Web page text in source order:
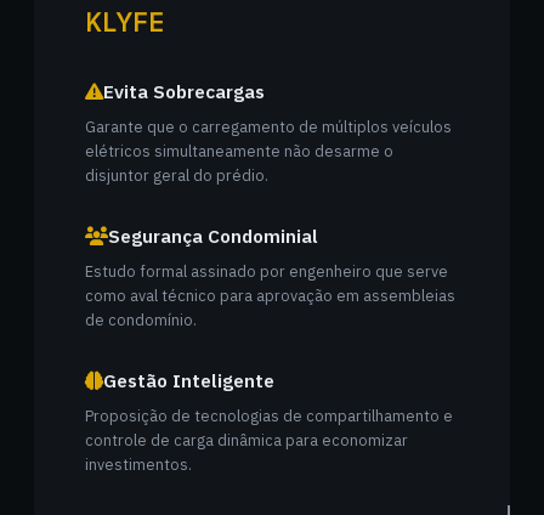
KLYFE
Evita Sobrecargas
Garante que o carregamento de múltiplos veículos
elétricos simultaneamente não desarme o
disjuntor geral do prédio.
Segurança Condominial
Estudo formal assinado por engenheiro que serve
como aval técnico para aprovação em assembleias
de condomínio.
Gestão Inteligente
Proposição de tecnologias de compartilhamento e
controle de carga dinâmica para economizar
investimentos.